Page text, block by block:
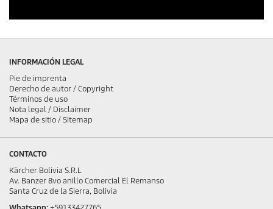
u
d
o
s
d
e
s
e
g
u
n
d
INFORMACIÓN LEGAL
Pie de imprenta
Derecho de autor / Copyright
Términos de uso
Nota legal / Disclaimer
Mapa de sitio / Sitemap
CONTACTO
Kärcher Bolivia S.R.L
Av. Banzer 8vo anillo Comercial El Remanso
Santa Cruz de la Sierra, Bolivia